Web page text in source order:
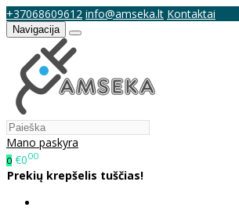
+37068609612 info@amseka.lt Kontaktai
Navigacija
Mano paskyra
0 €000
Prekių krepšelis tuščias!